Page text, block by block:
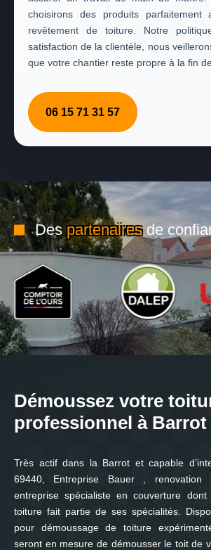
choisirons des produits parfaitement
revêtement de toiture. Notre
satisfaction de la clientèle, nous
que votre chantier reste propre à la fin
06 15 71 31 57
Despartenairesde
Démoussez votre
professionnel à Barrot
Très actif dans la Barrot et capable
69440, Entreprise Bauer , renovation
entreprise spécialiste en couverture
toiture fait partie de ses spécialités.
pour démoussage de toiture
seront en mesure de démousser le toit de